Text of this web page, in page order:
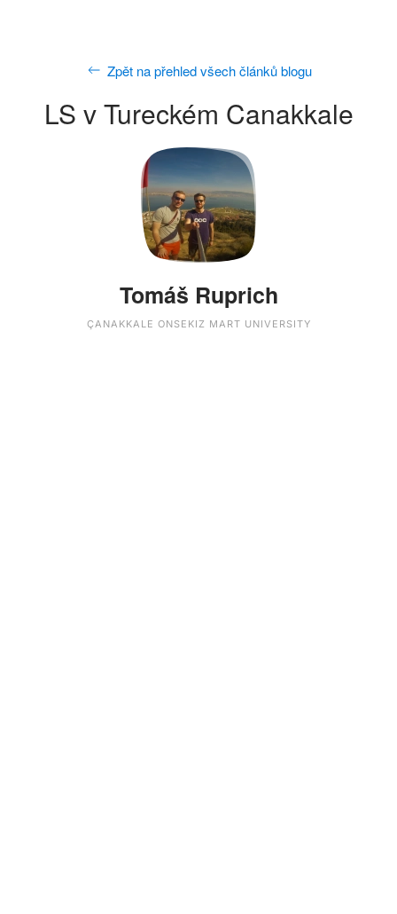
Zpět na přehled všech článků blogu
LS v Tureckém Canakkale
Tomáš Ruprich
ÇANAKKALE ONSEKIZ MART UNIVERSITY